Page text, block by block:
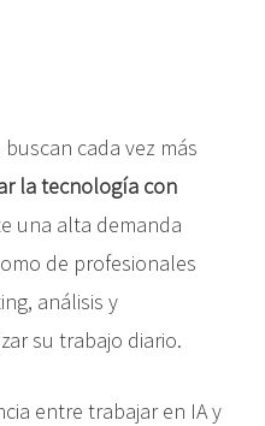
cada vez más
la tecnología con
una alta demanda
de profesionales
análisis y
su trabajo diario.
entre trabajar en IA y